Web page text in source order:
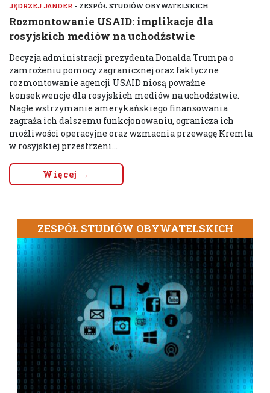
JĘDRZEJ JANDER - ZESPÓŁ STUDIÓW OBYWATELSKICH
Rozmontowanie USAID: implikacje dla
rosyjskich mediów na uchodźstwie
Decyzja administracji prezydenta Donalda Trumpa o
zamrożeniu pomocy zagranicznej oraz faktyczne
rozmontowanie agencji USAID niosą poważne
konsekwencje dla rosyjskich mediów na uchodźstwie.
Nagłe wstrzymanie amerykańskiego finansowania
zagraża ich dalszemu funkcjonowaniu, ogranicza ich
możliwości operacyjne oraz wzmacnia przewagę Kremla
w rosyjskiej przestrzeni...
Więcej →
ZESPÓŁ STUDIÓW OBYWATELSKICH